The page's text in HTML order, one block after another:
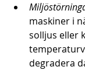
maskiner i
solljus eller
degradera